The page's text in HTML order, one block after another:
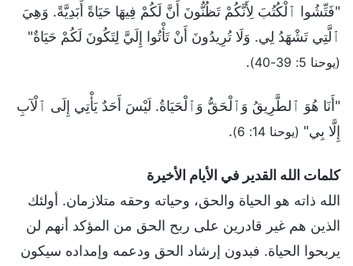
"فَتِّشُوا ٱلْكُتُبَ لِأَنَّكُمْ تَظُنُّونَ أَنَّ لَكُمْ فِيهَا حَيَاةً أَبَدِيَّةً. وَهِيَ
ٱلَّتِي تَشْهَدُ لِي. وَلَا تُرِيدُونَ أَنْ تَأْتُوا إِلَيَّ لِتَكُونَ لَكُمْ حَيَاةٌ"
(يوحنا 5: 39-40) .
"أَنَا هُوَ ٱلطَّرِيقُ وَٱلْحَقُّ وَٱلْحَيَاةُ. لَيْسَ أَحَدٌ يَأْتِي إِلَى ٱلْآبِ
إِلَّا بِي" (يوحنا 14: 6) .
كلمات الله القدير في الأيام الأخيرة
الله ذاته هو الحياة والحق، وحياته وحقه متلازمان. أولئك
الذين هم غير قادرين على ربح الحق من المؤكد أنهم لن
يربحوا الحياة. فبدون إرشاد الحق ودعمه وإمداده سيكون